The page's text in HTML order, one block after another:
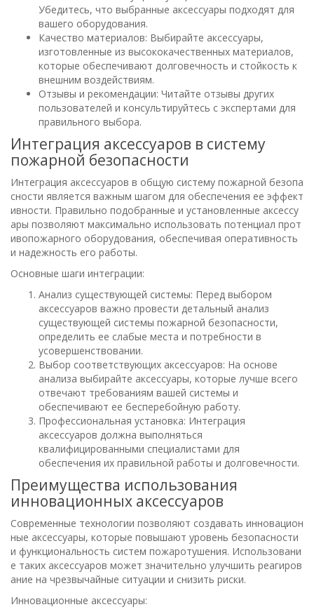
Убедитесь, что выбранные аксессуары подходят для
вашего оборудования.
Качество материалов: Выбирайте аксессуары,
изготовленные из высококачественных материалов,
которые обеспечивают долговечность и стойкость к
внешним воздействиям.
Отзывы и рекомендации: Читайте отзывы других
пользователей и консультируйтесь с экспертами для
правильного выбора.
Интеграция аксессуаров в систему
пожарной безопасности
Интеграция аксессуаров в общую систему пожарной безопа
сности является важным шагом для обеспечения ее эффект
ивности. Правильно подобранные и установленные аксессу
ары позволяют максимально использовать потенциал прот
ивопожарного оборудования, обеспечивая оперативность
и надежность его работы.
Основные шаги интеграции:
Анализ существующей системы: Перед выбором
аксессуаров важно провести детальный анализ
существующей системы пожарной безопасности,
определить ее слабые места и потребности в
усовершенствовании.
Выбор соответствующих аксессуаров: На основе
анализа выбирайте аксессуары, которые лучше всего
отвечают требованиям вашей системы и
обеспечивают ее бесперебойную работу.
Профессиональная установка: Интеграция
аксессуаров должна выполняться
квалифицированными специалистами для
обеспечения их правильной работы и долговечности.
Преимущества использования
инновационных аксессуаров
Современные технологии позволяют создавать инновацион
ные аксессуары, которые повышают уровень безопасности
и функциональность систем пожаротушения. Использовани
е таких аксессуаров может значительно улучшить реагиров
ание на чрезвычайные ситуации и снизить риски.
Инновационные аксессуары: